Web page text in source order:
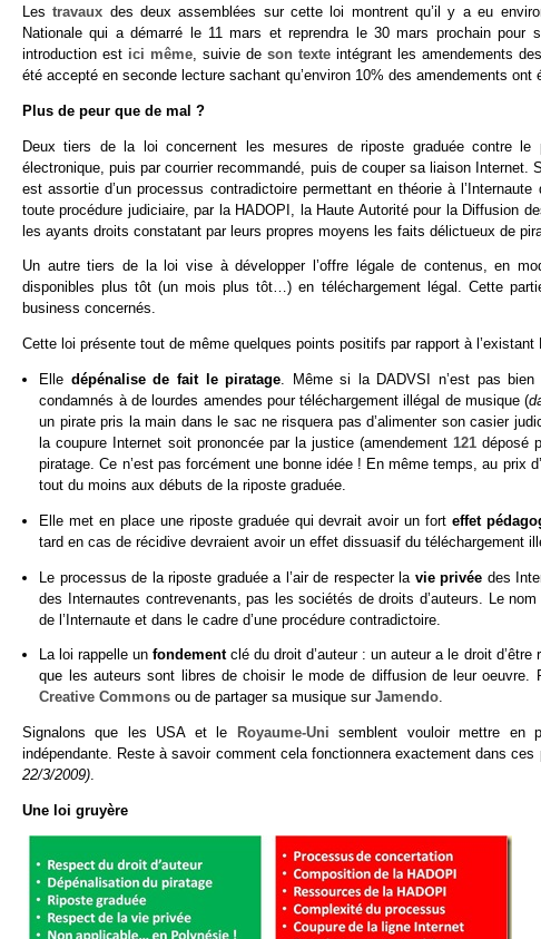
Lestravaux des deux assemblées sur cette loi montrent qu’il y a eu
Nationale qui a démarré le 11 mars et reprendra le 30 mars prochain
introduction est ici même , suivie deson texte intégrant les amendements
été accepté en seconde lecture sachant qu’environ 10% des amendements
Plus de peur que de mal ?
Deux tiers de la loi concernent les mesures de riposte graduée contre
électronique, puis par courrier recommandé, puis de couper sa liaison
est assortie d’un processus contradictoire permettant en théorie à
toute procédure judiciaire, par la HADOPI, la Haute Autorité pour la Diffusion
les ayants droits constatant par leurs propres moyens les faits délictueux de
Un autre tiers de la loi vise à développer l’offre légale de contenus, en
disponibles plus tôt (un mois plus tôt…) en téléchargement légal. Cette
business concernés.
Cette loi présente tout de même quelques points positifs par rapport à l’existant
Elle dépénalise de fait le piratage . Même si la DADVSI n’est pas bien
condamnés à de lourdes amendes pour téléchargement illégal de musique (
un pirate pris la main dans le sac ne risquera pas d’alimenter son casier
la coupure Internet soit prononcée par la justice (amendement 121déposé
piratage. Ce n’est pas forcément une bonne idée ! En même temps, au prix
tout du moins aux débuts de la riposte graduée.
Elle met en place une riposte graduée qui devrait avoir un fort effet
tard en cas de récidive devraient avoir un effet dissuasif du téléchargement
Le processus de la riposte graduée a l’air de respecter la vie privée des
des Internautes contrevenants, pas les sociétés de droits d’auteurs. Le
de l’Internaute et dans le cadre d’une procédure contradictoire.
La loi rappelle unfondementclé du droit d’auteur : un auteur a le droit
que les auteurs sont libres de choisir le mode de diffusion de leur oeuvre.
Creative Commons ou de partager sa musique surJamendo.
Signalons que les USA et le Royaume-Uni semblent vouloir mettre en
indépendante. Reste à savoir comment cela fonctionnera exactement dans
22/3/2009).
Une loi gruyère